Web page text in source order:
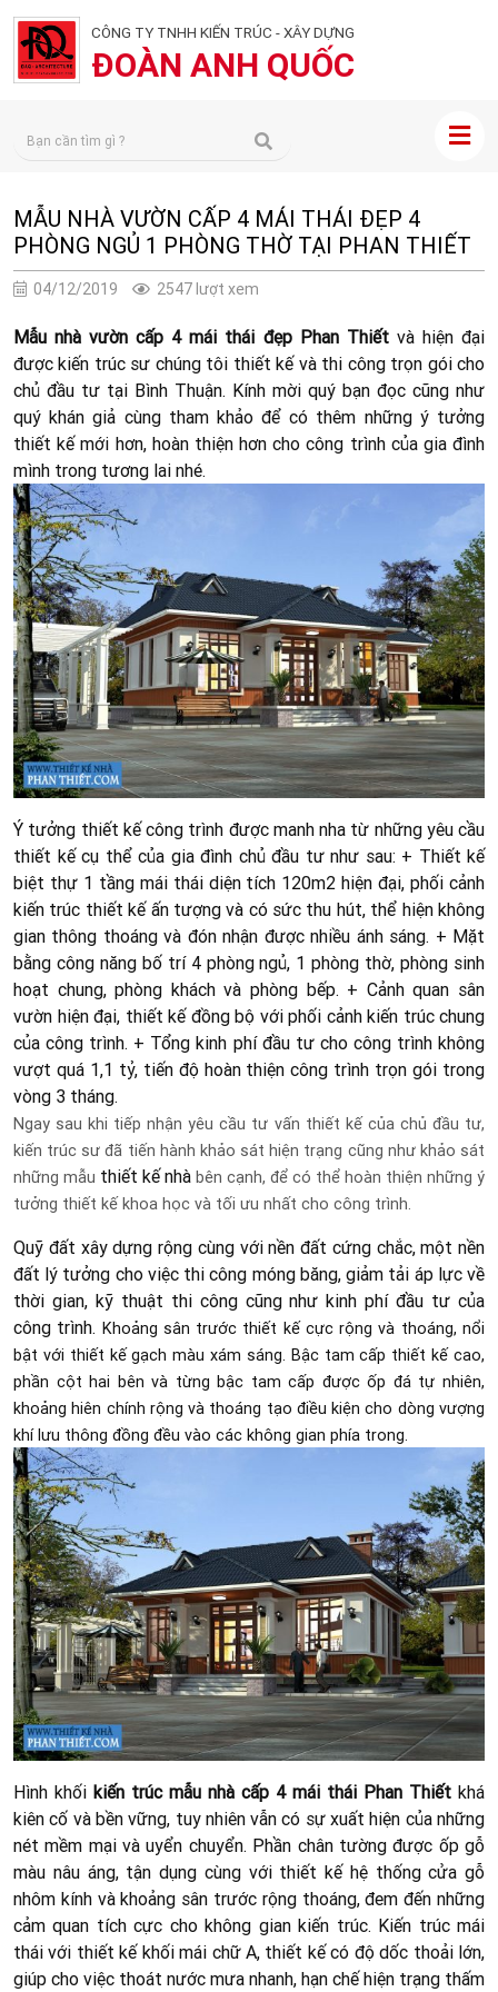
CÔNG TY TNHH KIẾN TRÚC - XÂY DỰNG
ĐOÀN ANH QUỐC
MẪU NHÀ VƯỜN CẤP 4 MÁI THÁI ĐẸP 4
PHÒNG NGỦ 1 PHÒNG THỜ TẠI PHAN THIẾT
04/12/2019 2547 lượt xem
Mẫu nhà vườn cấp 4 mái thái đẹp Phan Thiếtvà hiện đại
được kiến trúc sư chúng tôi thiết kế và thi công trọn gói cho
chủ đầu tư tại Bình Thuận. Kính mời quý bạn đọc cũng như
quý khán giả cùng tham khảo để có thêm những ý tưởng
thiết kế mới hơn, hoàn thiện hơn cho công trình của gia đình
mình trong tương lai nhé.
Ý tưởng thiết kế công trình được manh nha từ những yêu cầu
thiết kế cụ thể của gia đình chủ đầu tư như sau: + Thiết kế
biệt thự 1 tầng mái thái diện tích 120m2 hiện đại, phối cảnh
kiến trúc thiết kế ấn tượng và có sức thu hút, thể hiện không
gian thông thoáng và đón nhận được nhiều ánh sáng. + Mặt
bằng công năng bố trí 4 phòng ngủ, 1 phòng thờ, phòng sinh
hoạt chung, phòng khách và phòng bếp. + Cảnh quan sân
vườn hiện đại, thiết kế đồng bộ với phối cảnh kiến trúc chung
của công trình. + Tổng kinh phí đầu tư cho công trình không
vượt quá 1,1 tỷ, tiến độ hoàn thiện công trình trọn gói trong
vòng 3 tháng.
Ngay sau khi tiếp nhận yêu cầu tư vấn thiết kế của chủ đầu tư,
kiến trúc sư đã tiến hành khảo sát hiện trạng cũng như khảo sát
những mẫu thiết kế nhà bên cạnh, để có thể hoàn thiện những ý
tưởng thiết kế khoa học và tối ưu nhất cho công trình.
Quỹ đất xây dựng rộng cùng với nền đất cứng chắc, một nền
đất lý tưởng cho việc thi công móng băng, giảm tải áp lực về
thời gian, kỹ thuật thi công cũng như kinh phí đầu tư của
công trình. Khoảng sân trước thiết kế cực rộng và thoáng, nổi
bật với thiết kế gạch màu xám sáng. Bậc tam cấp thiết kế cao,
phần cột hai bên và từng bậc tam cấp được ốp đá tự nhiên,
khoảng hiên chính rộng và thoáng tạo điều kiện cho dòng vượng
khí lưu thông đồng đều vào các không gian phía trong.
Hình khối kiến trúc mẫu nhà cấp 4 mái thái Phan Thiết khá
kiên cố và bền vững, tuy nhiên vẫn có sự xuất hiện của những
nét mềm mại và uyển chuyển. Phần chân tường được ốp gỗ
màu nâu áng, tận dụng cùng với thiết kế hệ thống cửa gỗ
nhôm kính và khoảng sân trước rộng thoáng, đem đến những
cảm quan tích cực cho không gian kiến trúc. Kiến trúc mái
thái với thiết kế khối mái chữ A, thiết kế có độ dốc thoải lớn,
giúp cho việc thoát nước mưa nhanh, hạn chế hiện trạng thấm